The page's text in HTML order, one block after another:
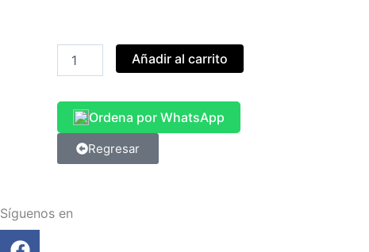
METÁLICO
PUESTOS
cantidad
Añadir al carrito
Ordena por WhatsApp
Regresar
Síguenos en
Facebook
Instagram
Tiktok
Linkedin